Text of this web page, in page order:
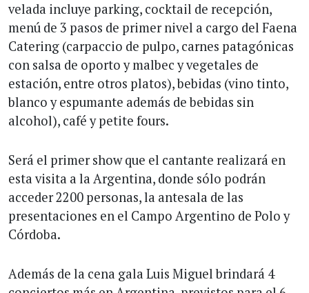
velada incluye parking, cocktail de recepción,
menú de 3 pasos de primer nivel a cargo del Faena
Catering (carpaccio de pulpo, carnes patagónicas
con salsa de oporto y malbec y vegetales de
estación, entre otros platos), bebidas (vino tinto,
blanco y espumante además de bebidas sin
alcohol), café y petite fours.
Será el primer show que el cantante realizará en
esta visita a la Argentina, donde sólo podrán
acceder 2200 personas, la antesala de las
presentaciones en el Campo Argentino de Polo y
Córdoba.
Además de la cena gala Luis Miguel brindará 4